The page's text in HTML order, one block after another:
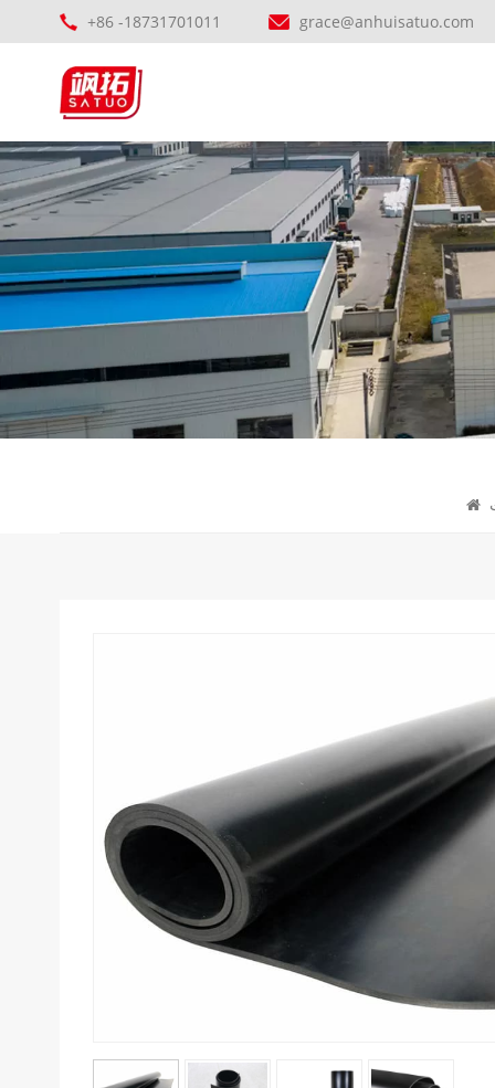
+86 -18731701011 grace@anhuisatuo.com